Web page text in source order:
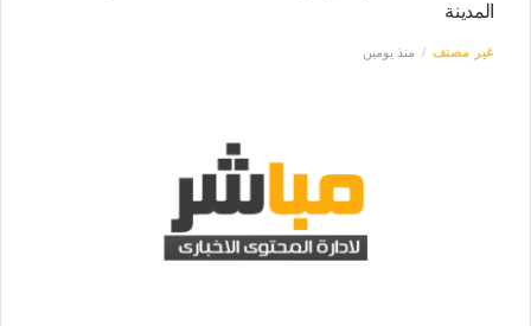
المدينة
غير مصنف منذ يومين